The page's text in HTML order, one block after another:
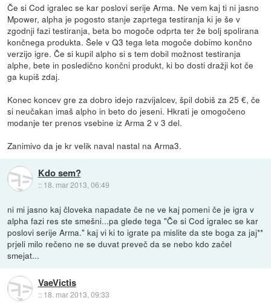
Če si Cod igralec se kar poslovi serije Arma. Ne vem kaj ti ni jasno
Mpower, alpha je pogosto stanje zaprtega testiranja ki je še v
zgodnji fazi testiranja, beta bo mogoče odprta ter že bolj spolirana
končnega produkta. Šele v Q3 tega leta mogoče dobimo končno
verzijo igre. Če si kupil alpho si s tem dobil možnost testiranja
alphe, bete in posledično končni produkt, ki bo dosti dražji kot če
ga kupiš zdaj.
Konec koncev gre za dobro idejo razvijalcev, špil dobiš za 25 €, če
si neučakan imaš alpho in beto do jeseni. Hkrati je omogočeno
modanje ter prenos vsebine iz Arma 2 v 3 del.
Zanimivo da je kr velik naval nastal na Arma3.
Kdo sem?
:: 18. mar 2013, 06:49
ni mi jasno kaj človeka napadate če ne ve kaj pomeni če je igra v
alpha fazi res ste smešni...pa glede tega "Če si Cod igralec se kar
poslovi serije Arma." kaj vi ki to igrate pa mislite da ste boga za jaj**
prjeli milo rečeno ne se duvat preveč da se nebo kdo začel
smejat...
VaeVictis
:: 18. mar 2013, 09:33